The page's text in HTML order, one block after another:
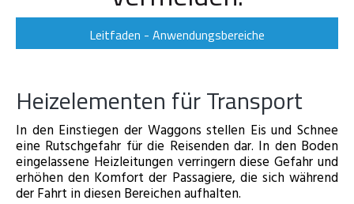
Leitfaden - Anwendungsbereiche
Heizelementen für Transport
In den Einstiegen der Waggons stellen Eis und Schnee
eine Rutschgefahr für die Reisenden dar. In den Boden
eingelassene Heizleitungen verringern diese Gefahr und
erhöhen den Komfort der Passagiere, die sich während
der Fahrt in diesen Bereichen aufhalten.